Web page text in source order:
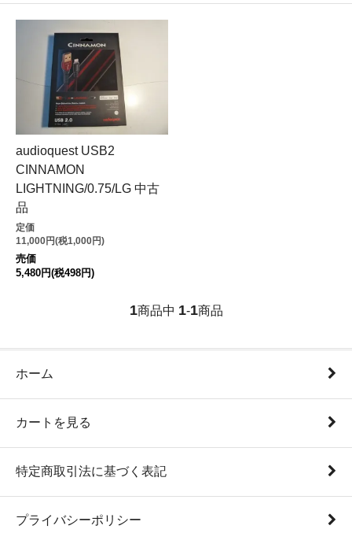
audioquest USB2
CINNAMON
LIGHTNING/0.75/LG 中古
品
定価
11,000円(税1,000円)
売価
5,480円(税498円)
1商品中 1-1商品
ホーム
カートを見る
特定商取引法に基づく表記
プライバシーポリシー